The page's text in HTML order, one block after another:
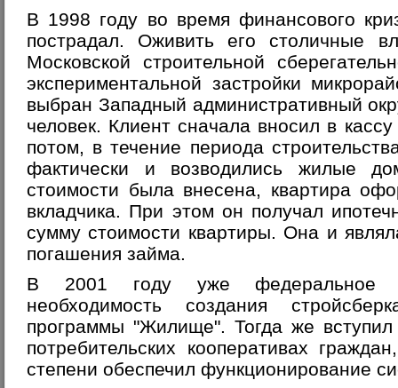
В 1998 году во время финансового
пострадал. Оживить его столичные
Московской строительной
экспериментальной застройки
выбран Западный административный
человек. Клиент сначала вносил в
потом, в течение периода
фактически и возводились жилые
стоимости была внесена, квартира
вкладчика. При этом он получал
сумму стоимости квартиры. Она и
погашения займа.
В 2001 году уже федеральное
необходимость создания
программы "Жилище". Тогда же
потребительских кооперативах
степени обеспечил функционирование